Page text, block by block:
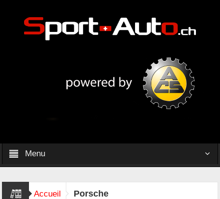
Menu
Accueil Porsche